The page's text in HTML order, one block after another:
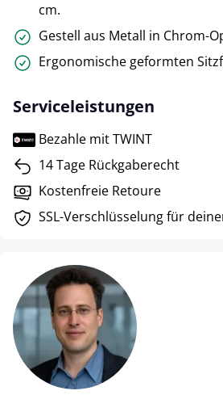
cm.
Gestell aus Metall in Chrom-
Ergonomische geformten
Serviceleistungen
Bezahle mit TWINT
14 Tage Rückgaberecht
Kostenfreie Retoure
SSL-Verschlüsselung für